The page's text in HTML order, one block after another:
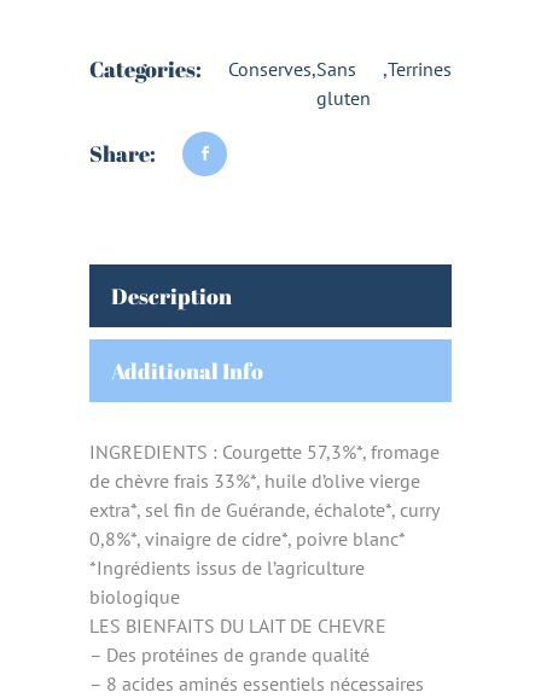
Categories: Conserves,Sans
gluten
,Terrines
Share:
Description
Additional Info
INGREDIENTS : Courgette 57,3%*, fromage
de chèvre frais 33%*, huile d’olive vierge
extra*, sel fin de Guérande, échalote*, curry
0,8%*, vinaigre de cidre*, poivre blanc*
*Ingrédients issus de l’agriculture
biologique
LES BIENFAITS DU LAIT DE CHEVRE
– Des protéines de grande qualité
– 8 acides aminés essentiels nécessaires